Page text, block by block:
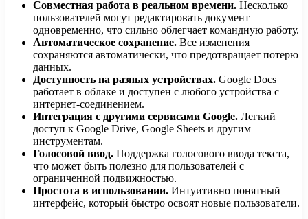
Совместная работа в реальном времени. Несколько
пользователей могут редактировать документ
одновременно, что сильно облегчает командную работу.
Автоматическое сохранение. Все изменения
сохраняются автоматически, что предотвращает потерю
данных.
Доступность на разных устройствах. Google Docs
работает в облаке и доступен с любого устройства с
интернет-соединением.
Интеграция с другими сервисами Google. Легкий
доступ к Google Drive, Google Sheets и другим
инструментам.
Голосовой ввод. Поддержка голосового ввода текста,
что может быть полезно для пользователей с
ограниченной подвижностью.
Простота в использовании. Интуитивно понятный
интерфейс, который быстро освоят новые пользователи.